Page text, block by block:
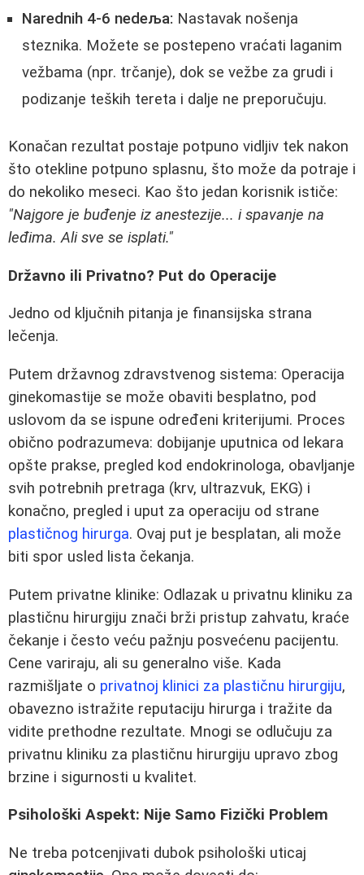
Narednih 4-6 nedeљa: Nastavak nošenja
steznika. Možete se postepeno vraćati laganim
vežbama (npr. trčanje), dok se vežbe za grudi i
podizanje teških tereta i dalje ne preporučuju.
Konačan rezultat postaje potpuno vidljiv tek nakon
što otekline potpuno splasnu, što može da potraje i
do nekoliko meseci. Kao što jedan korisnik ističe:
"Najgore je buđenje iz anestezije... i spavanje na
leđima. Ali sve se isplati."
Državno ili Privatno? Put do Operacije
Jedno od ključnih pitanja je finansijska strana
lečenja.
Putem državnog zdravstvenog sistema: Operacija
ginekomastije se može obaviti besplatno, pod
uslovom da se ispune određeni kriterijumi. Proces
obično podrazumeva: dobijanje uputnica od lekara
opšte prakse, pregled kod endokrinologa, obavljanje
svih potrebnih pretraga (krv, ultrazvuk, EKG) i
konačno, pregled i uput za operaciju od strane
plastičnog hirurga. Ovaj put je besplatan, ali može
biti spor usled lista čekanja.
Putem privatne klinike: Odlazak u privatnu kliniku za
plastičnu hirurgiju znači brži pristup zahvatu, kraće
čekanje i često veću pažnju posvećenu pacijentu.
Cene variraju, ali su generalno više. Kada
razmišljate o privatnoj klinici za plastičnu hirurgiju,
obavezno istražite reputaciju hirurga i tražite da
vidite prethodne rezultate. Mnogi se odlučuju za
privatnu kliniku za plastičnu hirurgiju upravo zbog
brzine i sigurnosti u kvalitet.
Psihološki Aspekt: Nije Samo Fizički Problem
Ne treba potcenjivati dubok psihološki uticaj